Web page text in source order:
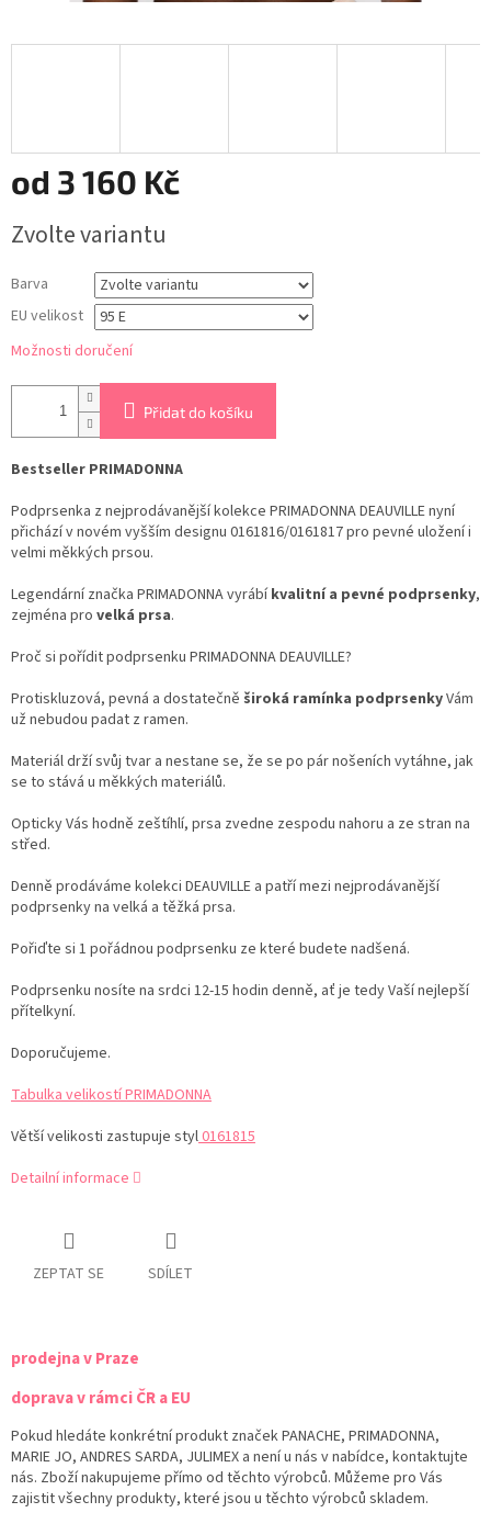
od 3 160 Kč
cena:
Zvolte variantu
Barva
EU velikost
Možnosti doručení
Přidat do košíku
Bestseller PRIMADONNA
Podprsenka z nejprodávanější kolekce PRIMADONNA DEAUVILLE nyní
přichází v novém vyšším designu 0161816/0161817 pro pevné uložení i
velmi měkkých prsou.
Legendární značka PRIMADONNA vyrábí kvalitní a pevné podprsenky,
zejména pro velká prsa.
Proč si pořídit podprsenku PRIMADONNA DEAUVILLE?
Protiskluzová, pevná a dostatečně široká ramínka podprsenkyVám
už nebudou padat z ramen.
Materiál drží svůj tvar a nestane se, že se po pár nošeních vytáhne, jak
se to stává u měkkých materiálů.
Opticky Vás hodně zeštíhlí, prsa zvedne zespodu nahoru a ze stran na
střed.
Denně prodáváme kolekci DEAUVILLE a patří mezi nejprodávanější
podprsenky na velká a těžká prsa.
Pořiďte si 1 pořádnou podprsenku ze které budete nadšená.
Podprsenku nosíte na srdci 12-15 hodin denně, ať je tedy Vaší nejlepší
přítelkyní.
Doporučujeme.
Tabulka velikostí PRIMADONNA
Větší velikosti zastupuje styl0161815
Detailní informace
ZEPTAT SE SDÍLET
prodejna v Praze
doprava v rámci ČR a EU
Pokud hledáte konkrétní produkt značek PANACHE, PRIMADONNA,
MARIE JO, ANDRES SARDA, JULIMEX a není u nás v nabídce, kontaktujte
nás. Zboží nakupujeme přímo od těchto výrobců. Můžeme pro Vás
zajistit všechny produkty, které jsou u těchto výrobců skladem.